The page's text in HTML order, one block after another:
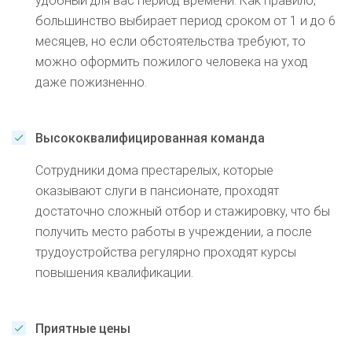
большинство выбирает период сроком от 1 и до 6
месяцев, но если обстоятельства требуют, то
можно оформить пожилого человека на уход
даже пожизненно.
Высококвалифицированная команда
Сотрудники дома престарелых, которые
оказывают слуги в пансионате, проходят
достаточно сложный отбор и стажировку, что бы
получить место работы в учреждении, а после
трудоустройства регулярно проходят курсы
повышения квалификации.
Приятные цены